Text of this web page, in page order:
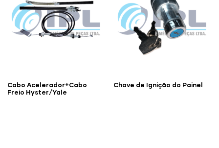
Cabo Acelerador+Cabo
Freio Hyster/Yale
Chave de Ignição do Painel